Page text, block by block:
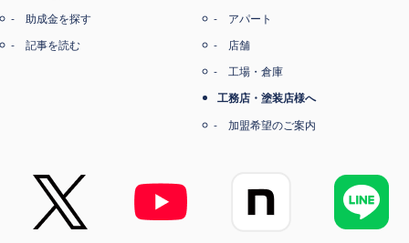
助成金を探す
記事を読む
アパート
店舗
工場・倉庫
工務店・塗装店様へ
加盟希望のご案内